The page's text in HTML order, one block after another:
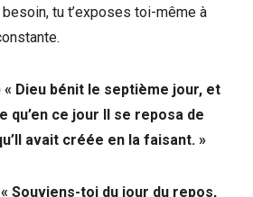
tu t’exposes toi-même à
« Dieu bénit le septième jour, et
qu’en ce jour Il se reposa de
avait créée en la faisant. »
« Souviens-toi du jour du repos,